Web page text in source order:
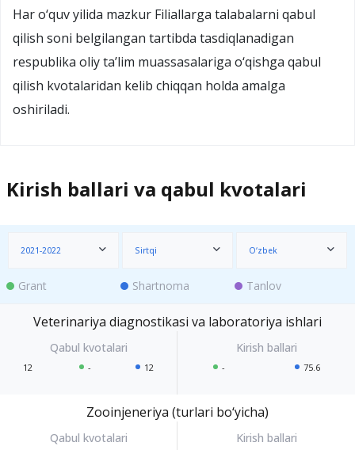
Har o‘quv yilida mazkur Filiallarga talabalarni qabul
qilish soni belgilangan tartibda tasdiqlanadigan
respublika oliy ta’lim muassasalariga o‘qishga qabul
qilish kvotalaridan kelib chiqqan holda amalga
oshiriladi.
Kirish ballari va qabul kvotalari
2021-2022 Sirtqi O‘zbek
Grant Shartnoma Tanlov
Veterinariya diagnostikasi va laboratoriya ishlari
12 - 12 - 75.6
Zooinjeneriya (turlari bo‘yicha)